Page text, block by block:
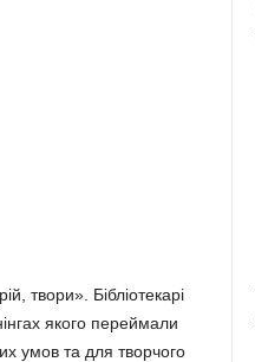
твори». Бібліотекарі
якого переймали
умов та для творчого